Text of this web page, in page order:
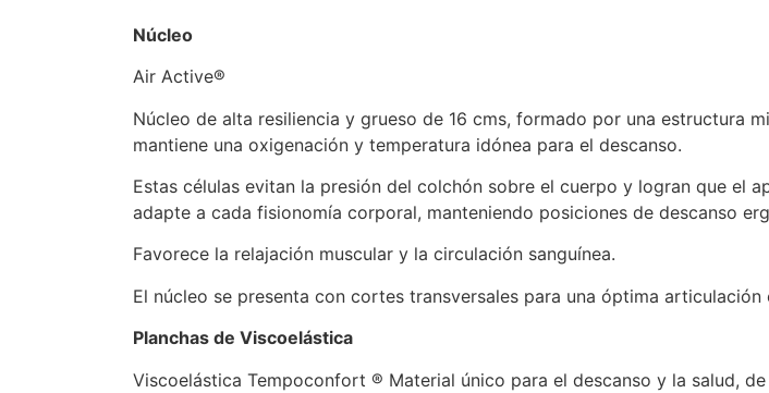
Núcleo
Air Active®
Núcleo de alta resiliencia y grueso de 16 cms, formado por una estructura
mantiene una oxigenación y temperatura idónea para el descanso.
Estas células evitan la presión del colchón sobre el cuerpo y logran que el
adapte a cada fisionomía corporal, manteniendo posiciones de descanso
Favorece la relajación muscular y la circulación sanguínea.
El núcleo se presenta con cortes transversales para una óptima articulación
Planchas de Viscoelástica
Viscoelástica Tempoconfort ® Material único para el descanso y la salud,